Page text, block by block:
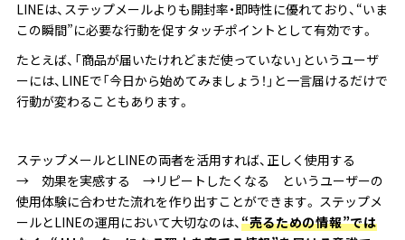
LINEは、ステップメールよりも開封率・即時性に優れており、“いま
この瞬間”に必要な行動を促すタッチポイントとして有効です。
たとえば、「商品が届いたけれどまだ使っていない」というユーザ
ーには、LINEで「今日から始めてみましょう！」と一言届けるだけで
行動が変わることもあります。
ステップメールとLINEの両者を活用すれば、正しく使用する
→ 効果を実感する →リピートしたくなる というユーザーの
使用体験に合わせた流れを作り出すことができます。 ステップメ
ールとLINEの運用において大切なのは、“売るための情報”では